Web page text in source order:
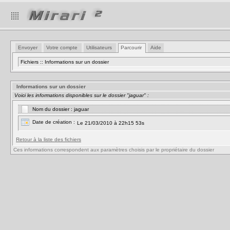
Envoyer Votre compte Utilisateurs Parcourir Aide
Fichiers :: Informations sur un dossier
Informations sur un dossier
Voici les informations disponibles sur le dossier "jaguar" :
Nom du dossier : jaguar
Date de création : Le 21/03/2010 à 22h15 53s
Retour à la liste des fichiers
Ces informations correspondent aux paramètres choisis par le propriétaire du dossier